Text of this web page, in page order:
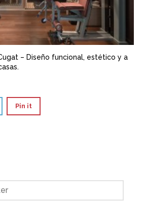
– Diseño funcional, estético y a
Pin it